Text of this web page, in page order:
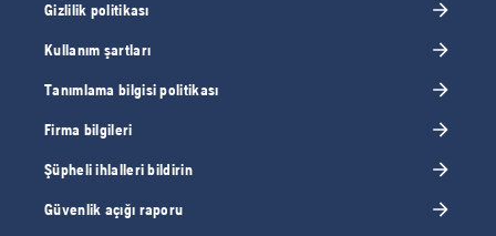
Gizlilik politikası
Kullanım şartları
Tanımlama bilgisi politikası
Firma bilgileri
Şüpheli ihlalleri bildirin
Güvenlik açığı raporu